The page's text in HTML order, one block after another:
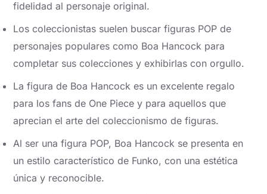
fidelidad al personaje original.
Los coleccionistas suelen buscar figuras POP de
personajes populares como Boa Hancock para
completar sus colecciones y exhibirlas con orgullo.
La figura de Boa Hancock es un excelente regalo
para los fans de One Piece y para aquellos que
aprecian el arte del coleccionismo de figuras.
Al ser una figura POP, Boa Hancock se presenta en
un estilo característico de Funko, con una estética
única y reconocible.